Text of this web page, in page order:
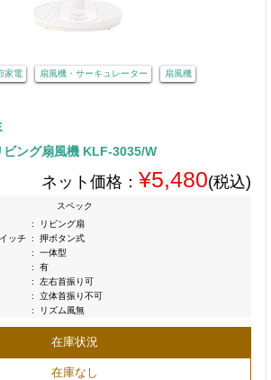
家電 扇風機・サーキュレーター 扇風機
ング扇風機 KLF-3035/W
ネット価格： ¥5,480(税込)
スペック
:
リビング扇
ッチ :
押ボタン式
:
一体型
:
有
:
左右首振り可
:
立体首振り不可
: リズム風無
在庫状況
在庫なし